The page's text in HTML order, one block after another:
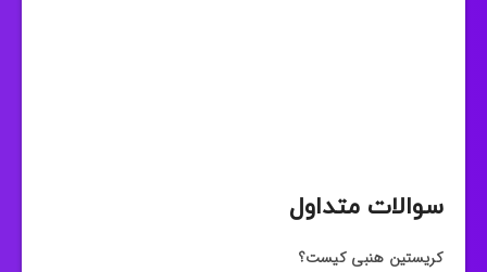
سوالات متداول
کریستین هنبی کیست؟